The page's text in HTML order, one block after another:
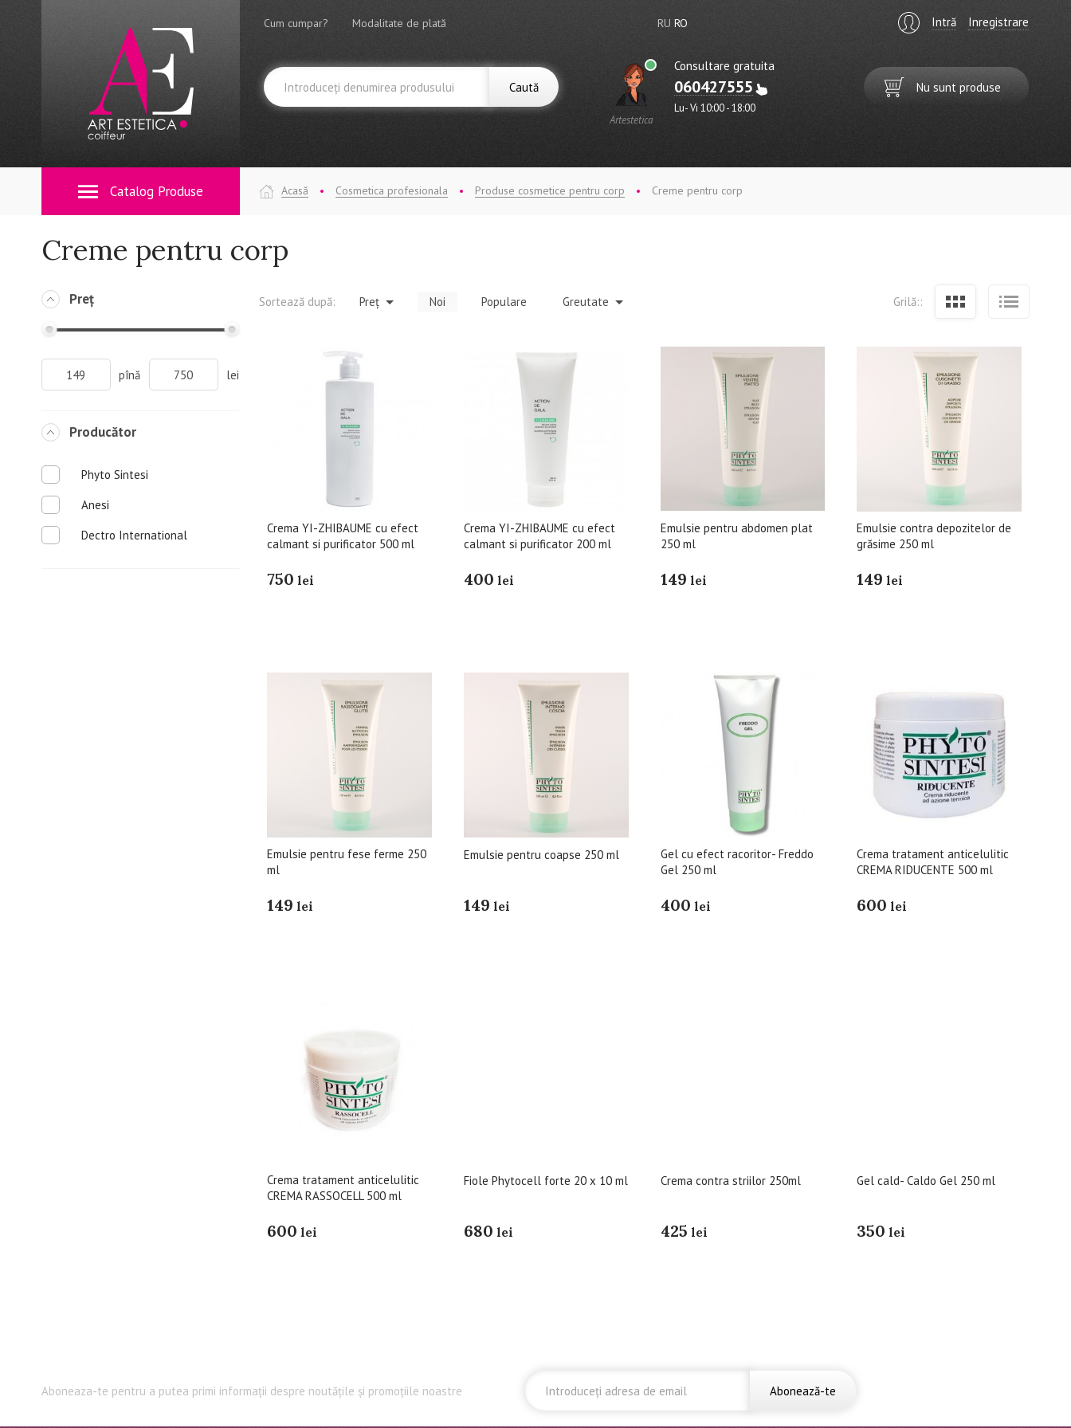
Cum cumpar? Modalitate de plată RU RO Intră Inregistrare
Caută
Artestetica
Consultare gratuita
060427555
Lu- Vi 10:00 - 18:00
Nu sunt produse
Catalog Produse Acasă Cosmetica profesionala Produse cosmetice pentru corp Creme pentru corp
Creme pentru corp
Preț
pînă lei
Producător
Phyto Sintesi
Anesi
Dectro International
Sortează după: Preț Noi Populare Greutate Grilă::
Crema YI-ZHIBAUME cu efect
calmant si purificator 500 ml
750 lei
Crema YI-ZHIBAUME cu efect
calmant si purificator 200 ml
400 lei
Emulsie pentru abdomen plat
250 ml
149 lei
Emulsie contra depozitelor de
grăsime 250 ml
149 lei
Emulsie pentru fese ferme 250
ml
149 lei
Emulsie pentru coapse 250 ml
149 lei
Gel cu efect racoritor- Freddo
Gel 250 ml
400 lei
Crema tratament anticelulitic
CREMA RIDUCENTE 500 ml
600 lei
Crema tratament anticelulitic
CREMA RASSOCELL 500 ml
600 lei
Fiole Phytocell forte 20 x 10 ml
680 lei
Crema contra striilor 250ml
425 lei
Gel cald- Caldo Gel 250 ml
350 lei
Aboneaza-te pentru a putea primi informații despre noutățile și promoțiile noastre Abonează-te